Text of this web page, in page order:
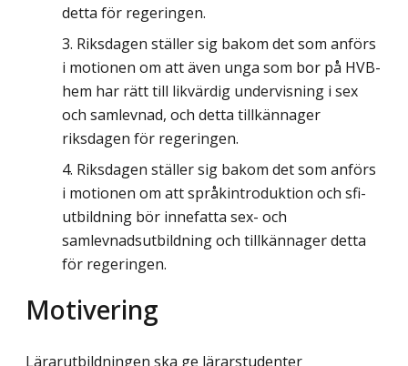
detta för regeringen.
Riksdagen ställer sig bakom det som anförs
i motionen om att även unga som bor på HVB-
hem har rätt till likvärdig undervisning i sex
och samlevnad, och detta tillkännager
riksdagen för regeringen.
Riksdagen ställer sig bakom det som anförs
i motionen om att språkintroduktion och sfi-
utbildning bör innefatta sex- och
samlevnadsutbildning och tillkännager detta
för regeringen.
Motivering
Lärarutbildningen ska ge lärarstudenter